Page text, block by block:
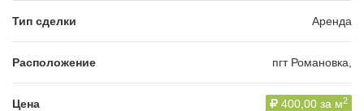
Тип сделки Аренда
Расположение пгт Романовка,
Цена 400,00 за м2